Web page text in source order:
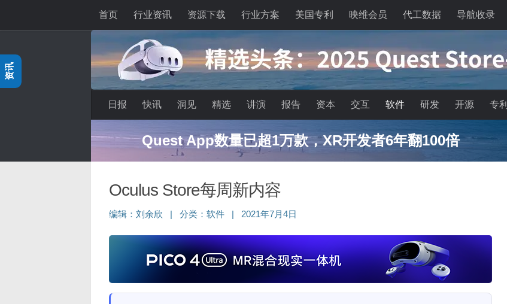
首页 行业资讯 资源下载 行业方案 美国专利 映维会员 代工数据 导航收录
日报 快讯 洞见 精选 讲演 报告 资本 交互 软件 研发 开源 专利
Quest App数量已超1万款，XR开发者6年翻100倍
Oculus Store每周新内容
编辑： 刘余欣 分类： 软件 2021年7月4日
资讯